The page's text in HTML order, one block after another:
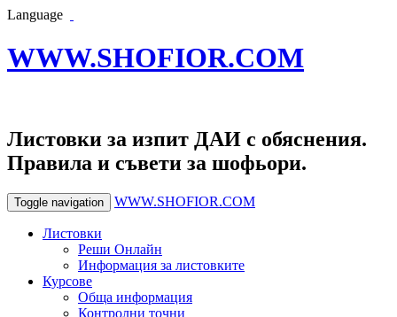
Language
WWW.SHOFIOR.COM
Листовки за изпит ДАИ с обяснения.
Правила и съвети за шофьори.
Toggle navigation WWW.SHOFIOR.COM
Листовки
Реши Онлайн
Информация за листовките
Курсове
Обща информация
Контролни точни